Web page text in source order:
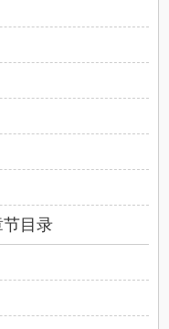
节目录